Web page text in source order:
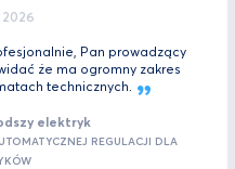
2026
Pan prowadzący
że ma ogromny zakres
technicznych.
elektryk
REGULACJI DLA